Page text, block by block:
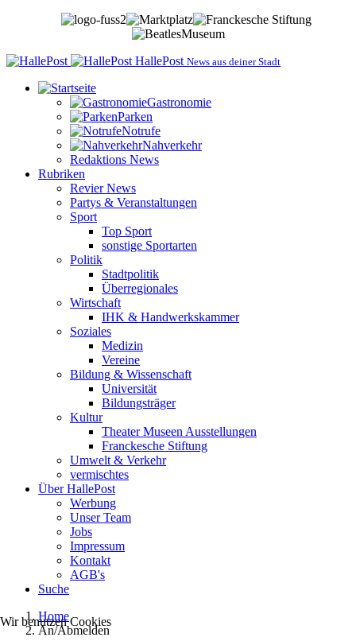
HallePost News aus deiner Stadt
Gastronomie
Parken
Notrufe
Nahverkehr
Redaktions News
Rubriken
Revier News
Partys & Veranstaltungen
Sport
Top Sport
sonstige Sportarten
Politik
Stadtpolitik
Überregionales
Wirtschaft
IHK & Handwerkskammer
Soziales
Medizin
Vereine
Bildung & Wissenschaft
Universität
Bildungsträger
Kultur
Theater Museen Ausstellungen
Franckesche Stiftung
Umwelt & Verkehr
vermischtes
Über HallePost
Werbung
Unser Team
Jobs
Impressum
Kontakt
AGB's
Suche
Home
An/Abmelden
Wir benutzen Cookies